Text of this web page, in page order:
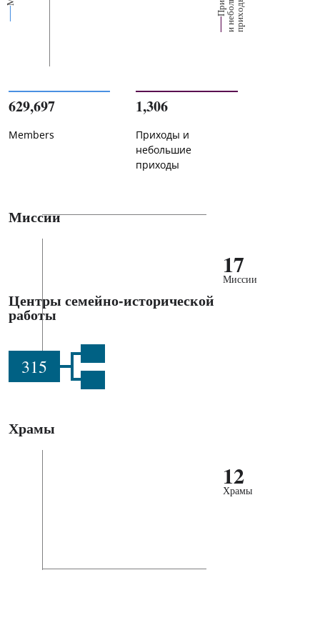
х
ь
ы
629,697
Members
1,306
Приходы и
небольшие
приходы
Миссии
17
Миссии
Центры семейно-исторической
работы
315
Храмы
12
Храмы